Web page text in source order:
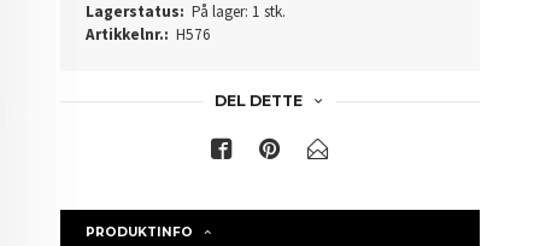
Lagerstatus: På lager: 1 stk.
Artikkelnr.: H576
DEL DETTE
PRODUKTINFO